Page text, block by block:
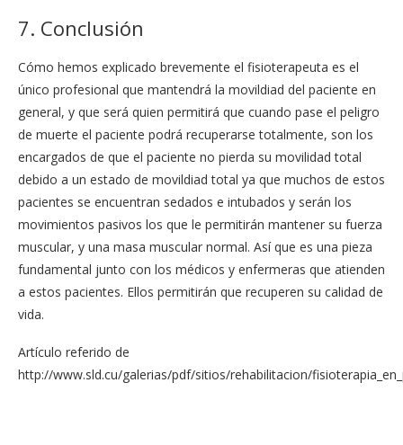
7. Conclusión
Cómo hemos explicado brevemente el fisioterapeuta es el
único profesional que mantendrá la movildiad del paciente en
general, y que será quien permitirá que cuando pase el peligro
de muerte el paciente podrá recuperarse totalmente, son los
encargados de que el paciente no pierda su movilidad total
debido a un estado de movildiad total ya que muchos de estos
pacientes se encuentran sedados e intubados y serán los
movimientos pasivos los que le permitirán mantener su fuerza
muscular, y una masa muscular normal. Así que es una pieza
fundamental junto con los médicos y enfermeras que atienden
a estos pacientes. Ellos permitirán que recuperen su calidad de
vida.
Artículo referido de
http://www.sld.cu/galerias/pdf/sitios/rehabilitacion/